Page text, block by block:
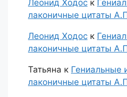
Леонид Ходос к
лаконичные цитаты
Леонид Ходос к
лаконичные цитаты
Татьяна к Гениальные
лаконичные цитаты